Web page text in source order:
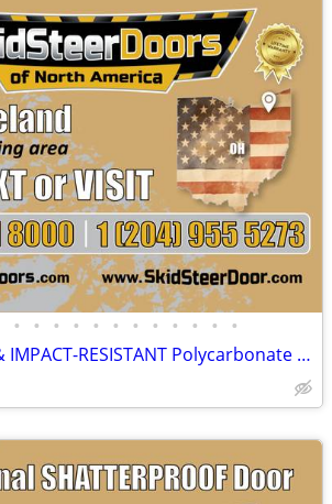
• • • • • • • • • • • •
SHATTERPROOF & IMPACT-RESISTANT Polycarbonate Skid Steer Door Kits